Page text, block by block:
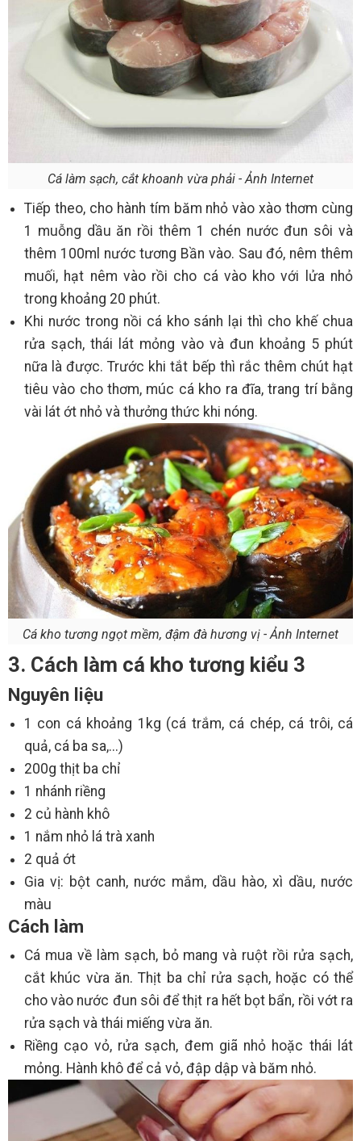
Cá làm sạch, cắt khoanh vừa phải - Ảnh Internet
Tiếp theo, cho hành tím băm nhỏ vào xào thơm cùng
1 muỗng dầu ăn rồi thêm 1 chén nước đun sôi và
thêm 100ml nước tương Bần vào. Sau đó, nêm thêm
muối, hạt nêm vào rồi cho cá vào kho với lửa nhỏ
trong khoảng 20 phút.
Khi nước trong nồi cá kho sánh lại thì cho khế chua
rửa sạch, thái lát mỏng vào và đun khoảng 5 phút
nữa là được. Trước khi tắt bếp thì rắc thêm chút hạt
tiêu vào cho thơm, múc cá kho ra đĩa, trang trí bằng
vài lát ớt nhỏ và thưởng thức khi nóng.
Cá kho tương ngọt mềm, đậm đà hương vị - Ảnh Internet
3. Cách làm cá kho tương kiểu 3
Nguyên liệu
1 con cá khoảng 1kg (cá trắm, cá chép, cá trôi, cá
quả, cá ba sa,...)
200g thịt ba chỉ
1 nhánh riềng
2 củ hành khô
1 nắm nhỏ lá trà xanh
2 quả ớt
Gia vị: bột canh, nước mắm, dầu hào, xì dầu, nước
màu
Cách làm
Cá mua về làm sạch, bỏ mang và ruột rồi rửa sạch,
cắt khúc vừa ăn. Thịt ba chỉ rửa sạch, hoặc có thể
cho vào nước đun sôi để thịt ra hết bọt bẩn, rồi vớt ra
rửa sạch và thái miếng vừa ăn.
Riềng cạo vỏ, rửa sạch, đem giã nhỏ hoặc thái lát
mỏng. Hành khô để cả vỏ, đập dập và băm nhỏ.